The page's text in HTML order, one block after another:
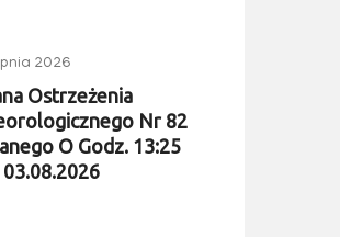
2026
Ostrzeżenia
Nr 82
O Godz. 13:25
03.08.2026